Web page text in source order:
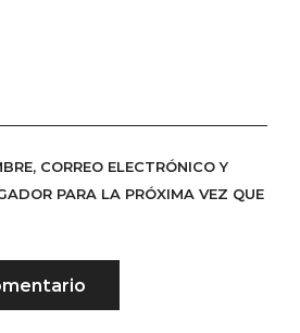
CORREO ELECTRÓNICO Y
PARA LA PRÓXIMA VEZ QUE